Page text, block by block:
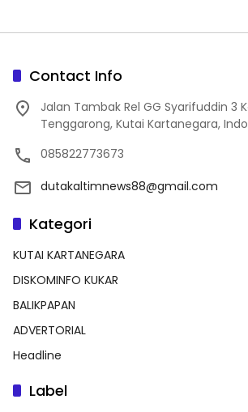
Contact Info
Jalan Tambak Rel GG Syarifuddin 3
Tenggarong, Kutai Kartanegara,
085822773673
dutakaltimnews88@gmail.com
Kategori
KUTAI KARTANEGARA
DISKOMINFO KUKAR
BALIKPAPAN
ADVERTORIAL
Headline
Label